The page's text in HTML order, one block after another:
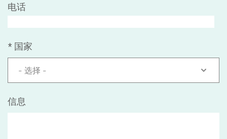
电话
* 国家
- 选择 -
信息